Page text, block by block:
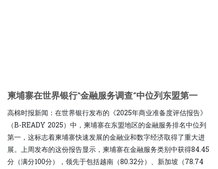
柬埔寨在世界银行“金融服务调查”中位列东盟第一
高棉时报新闻：在世界银行发布的《2025年商业准备度评估报告》
（B-READY 2025）中，柬埔寨在东盟地区的金融服务排名中位列
第一，这标志着柬埔寨快速发展的金融业和数字经济取得了重大进
展。上周发布的这份报告显示，柬埔寨在金融服务类别中获得84.45
分（满分100分），领先于包括越南（80.32分）、新加坡（78.74